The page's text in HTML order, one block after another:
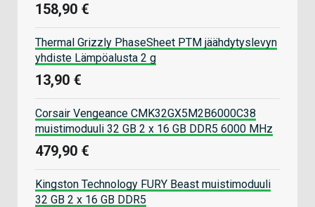
158,90 €
Thermal Grizzly PhaseSheet PTM jäähdytyslevyn
yhdiste Lämpöalusta 2 g
13,90 €
Corsair Vengeance CMK32GX5M2B6000C38
muistimoduuli 32 GB 2 x 16 GB DDR5 6000 MHz
479,90 €
Kingston Technology FURY Beast muistimoduuli
32 GB 2 x 16 GB DDR5